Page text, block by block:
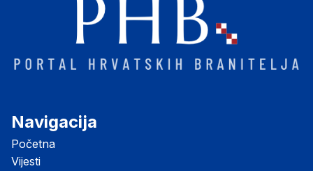
Navigacija
Početna
Vijesti